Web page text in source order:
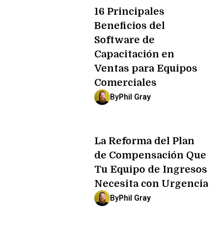
16 Principales
Beneficios del
Software de
Capacitación en
Ventas para Equipos
Comerciales
ByPhil Gray
La Reforma del Plan
de Compensación Que
Tu Equipo de Ingresos
Necesita con Urgencia
ByPhil Gray